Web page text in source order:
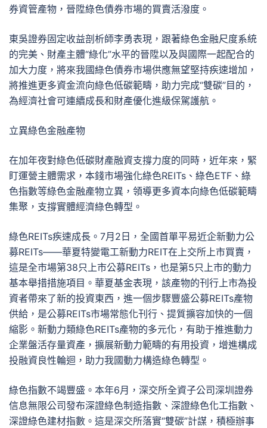
券資管產物，晉陞綠色債券市場的買賣活潑度。
東吳證券固定收益剖析師李勇表現，跟著綠色金融尺度系統
的完美、財產主體“綠化”水平的晉陞以及與國際一起配合的
加大力度，將來我國綠色債券市場供應無望堅持疾速增加，
將推進更多資金流向綠色低碳範疇，助力完成“雙碳”目的，
為經濟社會可連續成長和財產優化進級保駕護航。
立異綠色金融產物
在加年夜對綠色低碳財產融資支撐力度的同時，近年來，緊
盯運營主體需求，本錢市場強化綠色REITs、綠色ETF、綠
色指數等綠色金融產物立異，領導更多資本向綠色低碳範疇
集聚，支撐實體經濟綠色轉型。
綠色REITs疾速成長。7月2日，全國首單平易近企新動力公
募REITs——華夏特變電工新動力REIT在上交所上市買賣，
這是全市場第38只上市公募REITs，也是第5只上市的動力
基本舉措措施項目。華夏基金表現，該產物的刊行上市為投
資者帶來了新的投資東西，進一個步驟豐盛公募REITs產物
供給，是公募REITs市場常態化刊行、提質擴容加快的一個
縮影。新動力類綠色REITs產物的多元化，有助于推進動力
企業盤活存量資產，擴展新動力範疇的有用投資，增進構成
投融資良性輪迴，助力我國動力構造綠色轉型。
綠色指數不竭豐盛。本年6月，深交所全資子公司深圳證券
信息無限公司發布深證綠色制造指數、深證綠色化工指數、
深證綠色建材指數。這是深交所落實“雙碳”計謀，積極辦事